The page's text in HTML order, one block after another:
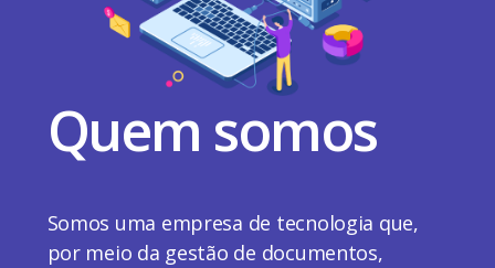
Quem somos
Somos uma empresa de tecnologia que,
por meio da gestão de documentos,